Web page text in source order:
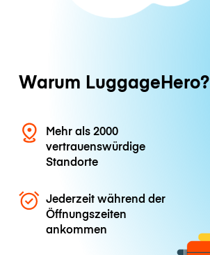
Warum LuggageHero?
Mehr als 2000
vertrauenswürdige
Standorte
Jederzeit während der
Öffnungszeiten
ankommen